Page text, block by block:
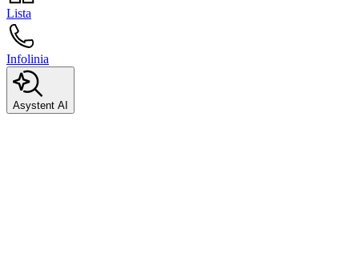
Lista
Infolinia
Asystent AI